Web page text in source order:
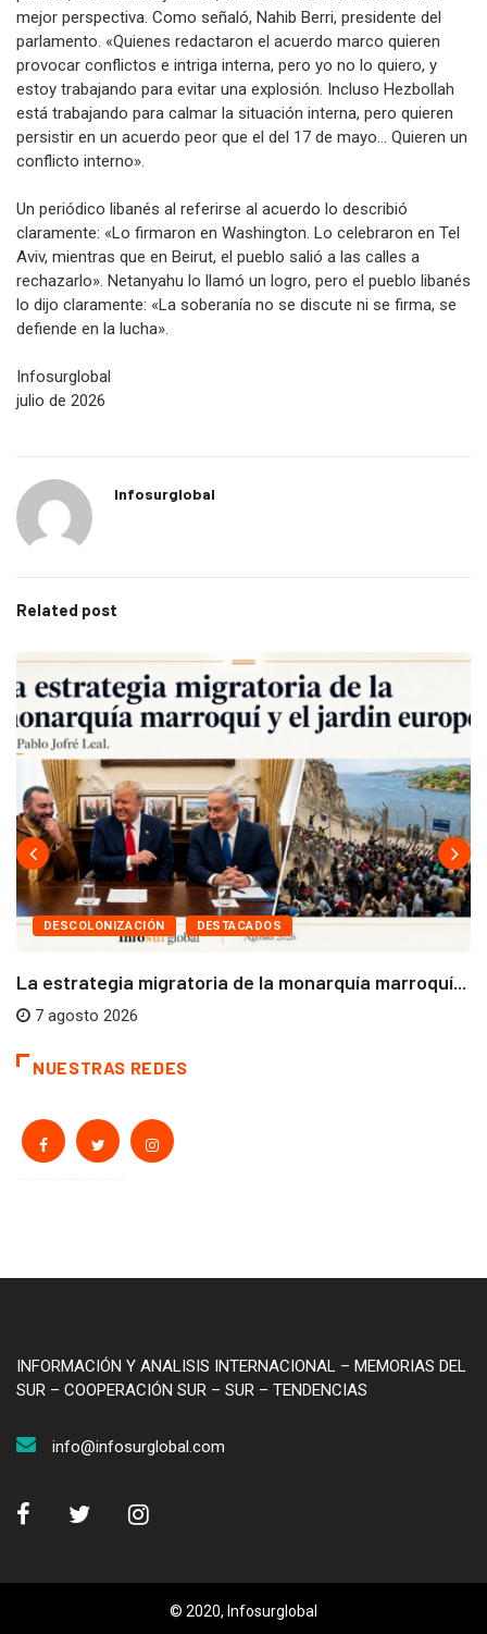
mejor perspectiva. Como señaló, Nahib Berri, presidente del
parlamento. «Quienes redactaron el acuerdo marco quieren
provocar conflictos e intriga interna, pero yo no lo quiero, y
estoy trabajando para evitar una explosión. Incluso Hezbollah
está trabajando para calmar la situación interna, pero quieren
persistir en un acuerdo peor que el del 17 de mayo… Quieren un
conflicto interno».
Un periódico libanés al referirse al acuerdo lo describió
claramente: «Lo firmaron en Washington. Lo celebraron en Tel
Aviv, mientras que en Beirut, el pueblo salió a las calles a
rechazarlo». Netanyahu lo llamó un logro, pero el pueblo libanés
lo dijo claramente: «La soberanía no se discute ni se firma, se
defiende en la lucha».
Infosurglobal
julio de 2026
Infosurglobal
Related post
DESCOLONIZACIÓN DESTACADOS
La estrategia migratoria de la monarquía marroquí...
7 agosto 2026
NUESTRAS REDES
INFORMACIÓN Y ANALISIS INTERNACIONAL – MEMORIAS DEL
SUR – COOPERACIÓN SUR – SUR – TENDENCIAS
info@infosurglobal.com
© 2020, Infosurglobal